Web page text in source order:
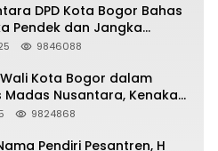
DPD Kota Bogor Bahas
Pendek dan Jangka
9846088
Kota Bogor dalam
Nusantara, Kenakan
sebagai Simbol
9824868
Pendiri Pesantren, H